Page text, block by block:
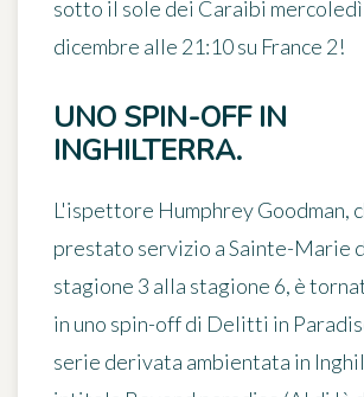
sotto il sole dei Caraibi
dicembre alle 21:10 su France 2!
UNO SPIN-OFF IN
INGHILTERRA.
L'ispettore Humphrey Goodman,
prestato servizio a Sainte-Marie
stagione 3 alla stagione 6, è
in uno spin-off di Delitti in
serie derivata ambientata in